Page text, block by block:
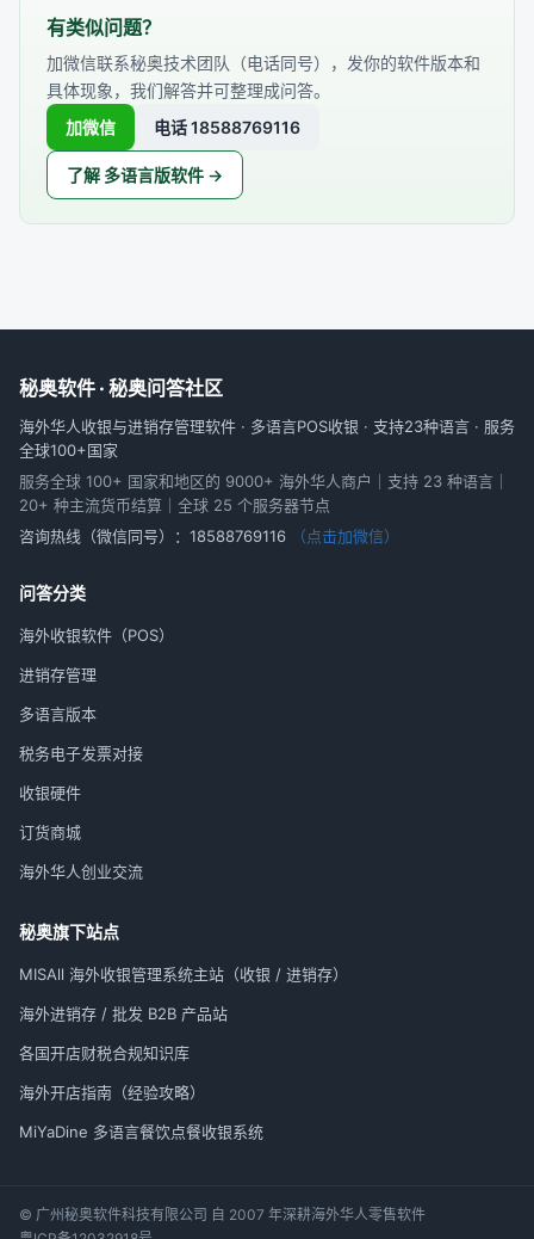
有类似问题？
加微信联系秘奥技术团队（电话同号），发你的软件版本和
具体现象，我们解答并可整理成问答。
加微信
电话 18588769116
了解 多语言版软件 →
秘奥软件 · 秘奥问答社区
海外华人收银与进销存管理软件 · 多语言POS收银 · 支持23种语言 · 服务
全球100+国家
服务全球 100+ 国家和地区的 9000+ 海外华人商户｜支持 23 种语言｜
20+ 种主流货币结算｜全球 25 个服务器节点
咨询热线（微信同号）： 18588769116 （点击加微信）
问答分类
海外收银软件（POS）
进销存管理
多语言版本
税务电子发票对接
收银硬件
订货商城
海外华人创业交流
秘奥旗下站点
MISAll 海外收银管理系统主站（收银 / 进销存）
海外进销存 / 批发 B2B 产品站
各国开店财税合规知识库
海外开店指南（经验攻略）
MiYaDine 多语言餐饮点餐收银系统
© 广州秘奥软件科技有限公司 自 2007 年深耕海外华人零售软件